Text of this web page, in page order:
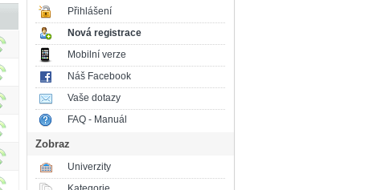
Přihlášení
Nová registrace
Mobilní verze
Náš Facebook
Vaše dotazy
FAQ - Manuál
Zobraz
Univerzity